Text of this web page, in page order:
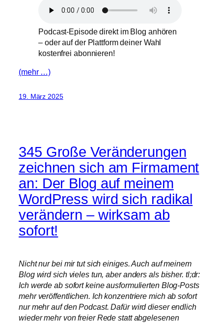
Podcast-Episode direkt im Blog anhören
– oder auf der Plattform deiner Wahl
kostenfrei abonnieren!
(mehr …)
19. März 2025
345 Große Veränderungen
zeichnen sich am Firmament
an: Der Blog auf meinem
WordPress wird sich radikal
verändern – wirksam ab
sofort!
Nicht nur bei mir tut sich einiges. Auch auf meinem
Blog wird sich vieles tun, aber anders als bisher. tl;dr:
Ich werde ab sofort keine ausformulierten Blog-Posts
mehr veröffentlichen. Ich konzentriere mich ab sofort
nur mehr auf den Podcast. Dafür wird dieser endlich
wieder mehr von freier Rede statt abgelesenen